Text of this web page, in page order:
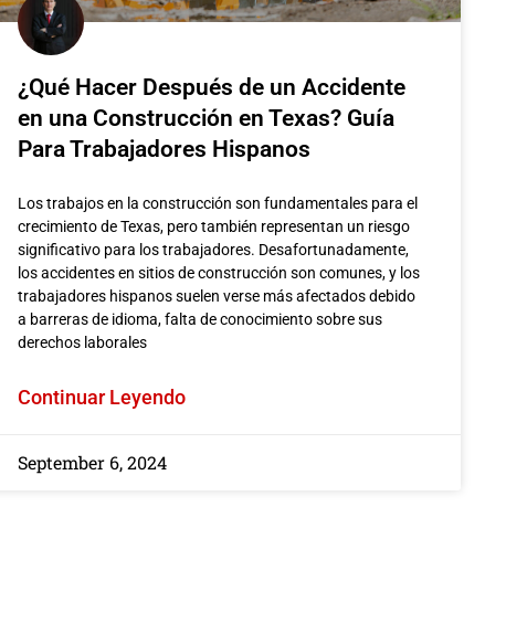
¿Qué Hacer Después de un Accidente
en una Construcción en Texas? Guía
Para Trabajadores Hispanos
Los trabajos en la construcción son fundamentales para el
crecimiento de Texas, pero también representan un riesgo
significativo para los trabajadores. Desafortunadamente,
los accidentes en sitios de construcción son comunes, y los
trabajadores hispanos suelen verse más afectados debido
a barreras de idioma, falta de conocimiento sobre sus
derechos laborales
Continuar Leyendo
September 6, 2024
los
Accidente de Refinería e
Industrial en el Canal de
Navegación de Houston:
¿Quién es Responsable?